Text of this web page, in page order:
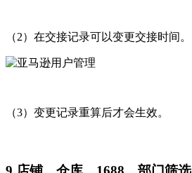
（2）在交接记录可以变更交接时间。
（3）变更记录重算后才会生效。